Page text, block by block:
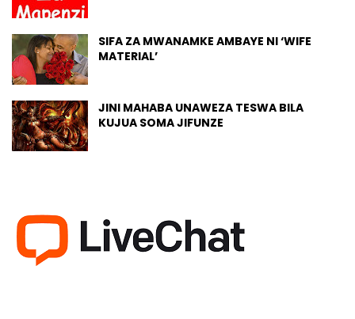
SIFA ZA MWANAMKE AMBAYE NI ‘WIFE
MATERIAL’
JINI MAHABA UNAWEZA TESWA BILA
KUJUA SOMA JIFUNZE